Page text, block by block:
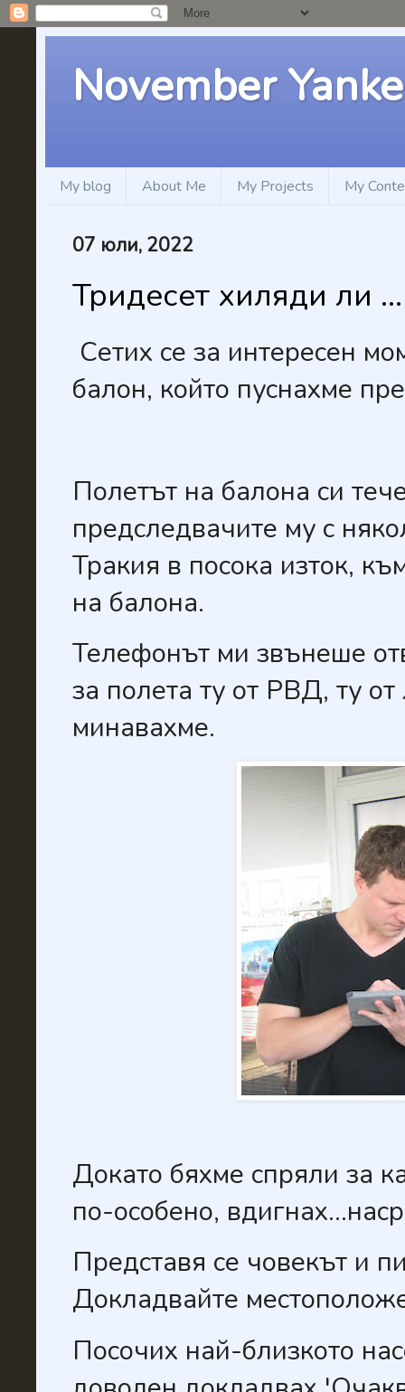
November
My blog About Me My Projects My
07 юли, 2022
Тридесет хиляди ли
Сетих се за интересен
балон, който пуснахме
Полетът на балона си
предследвачите му с
Тракия в посока изток,
на балона.
Телефонът ми звънеше
за полета ту от РВД, ту
минавахме.
Докато бяхме спряли за
по-особено,
Представя се човекът и
Докладвайте
Посочих най-близкото